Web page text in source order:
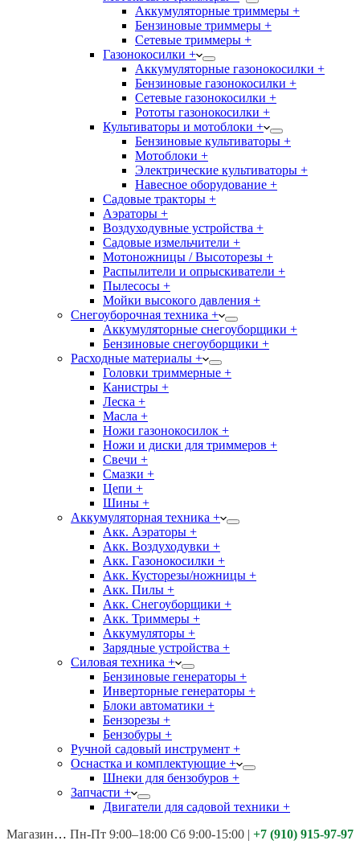
Аккумуляторные триммеры +
Бензиновые триммеры +
Сетевые триммеры +
Газонокосилки +
Аккумуляторные газонокосилки +
Бензиновые газонокосилки +
Сетевые газонокосилки +
Рототы газонокосилки +
Культиваторы и мотоблоки +
Бензиновые культиваторы +
Мотоблоки +
Электрические культиваторы +
Навесное оборудование +
Садовые тракторы +
Аэраторы +
Воздуходувные устройства +
Садовые измельчители +
Мотоножницы / Высоторезы +
Распылители и опрыскиватели +
Пылесосы +
Мойки высокого давления +
Снегоуборочная техника +
Аккумуляторные снегоуборщики +
Бензиновые снегоуборщики +
Расходные материалы +
Головки триммерные +
Канистры +
Леска +
Масла +
Ножи газонокосилок +
Ножи и диски для триммеров +
Свечи +
Смазки +
Цепи +
Шины +
Аккумуляторная техника +
Акк. Аэраторы +
Акк. Воздуходувки +
Акк. Газонокосилки +
Акк. Кусторезы/ножницы +
Акк. Пилы +
Акк. Снегоуборщики +
Акк. Триммеры +
Аккумуляторы +
Зарядные устройства +
Силовая техника +
Бензиновые генераторы +
Инверторные генераторы +
Блоки автоматики +
Бензорезы +
Бензобуры +
Ручной садовый инструмент +
Оснастка и комплектующие +
Шнеки для бензобуров +
Запчасти +
Двигатели для садовой техники +
Магазины: Калуга ул. Московская д.113
Пн-Пт 9:00–18:00 Сб 9:00-15:00 | +7 (910) 915-97-97